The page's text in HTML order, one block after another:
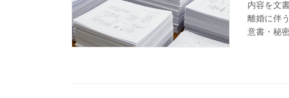
内容を文
離婚に伴
意書・秘